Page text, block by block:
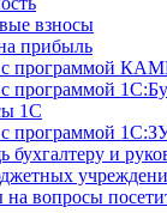
взносы
прибыль
с программой
программой
1С
с программой
бухгалтеру и
вопросы